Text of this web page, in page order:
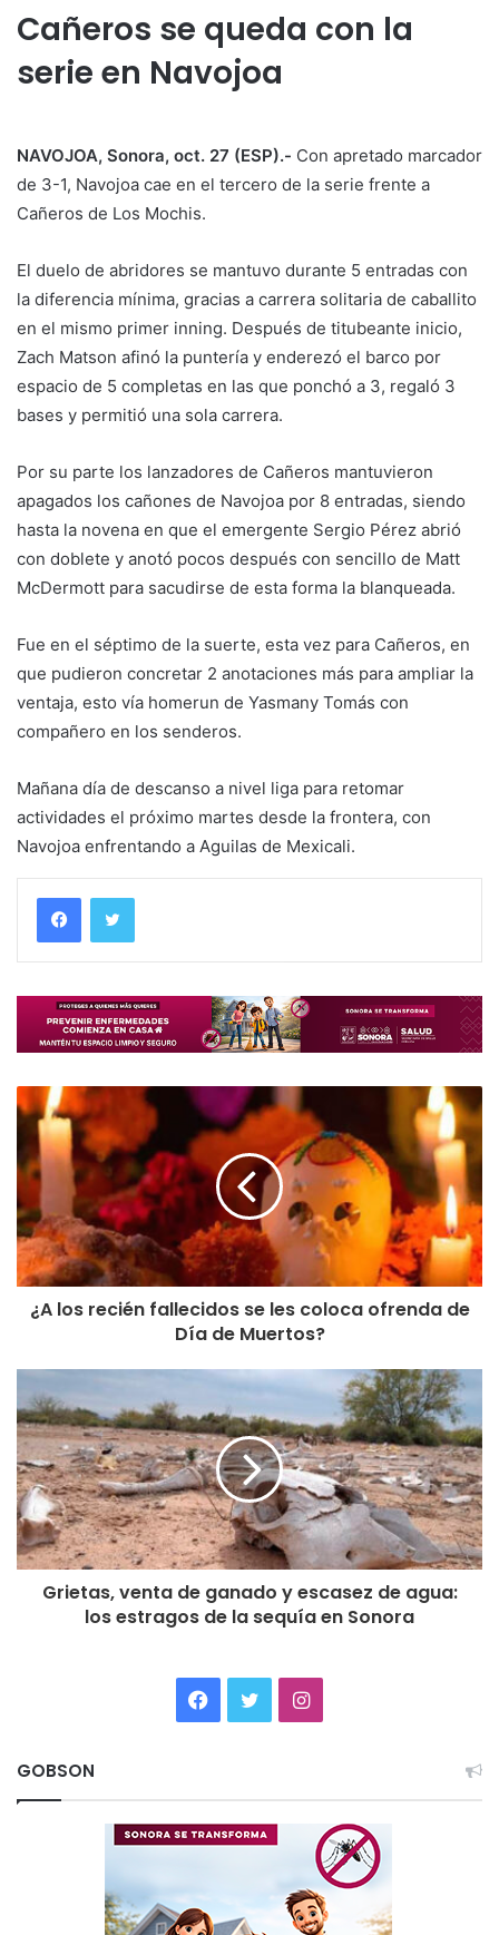
Cañeros se queda con la
serie en Navojoa
NAVOJOA, Sonora, oct. 27 (ESP).- Con apretado marcador
de 3-1, Navojoa cae en el tercero de la serie frente a
Cañeros de Los Mochis.
El duelo de abridores se mantuvo durante 5 entradas con
la diferencia mínima, gracias a carrera solitaria de caballito
en el mismo primer inning. Después de titubeante inicio,
Zach Matson afinó la puntería y enderezó el barco por
espacio de 5 completas en las que ponchó a 3, regaló 3
bases y permitió una sola carrera.
Por su parte los lanzadores de Cañeros mantuvieron
apagados los cañones de Navojoa por 8 entradas, siendo
hasta la novena en que el emergente Sergio Pérez abrió
con doblete y anotó pocos después con sencillo de Matt
McDermott para sacudirse de esta forma la blanqueada.
Fue en el séptimo de la suerte, esta vez para Cañeros, en
que pudieron concretar 2 anotaciones más para ampliar la
ventaja, esto vía homerun de Yasmany Tomás con
compañero en los senderos.
Mañana día de descanso a nivel liga para retomar
actividades el próximo martes desde la frontera, con
Navojoa enfrentando a Aguilas de Mexicali.
¿A los recién fallecidos se les coloca ofrenda de
Día de Muertos?
Grietas, venta de ganado y escasez de agua:
los estragos de la sequía en Sonora
Facebook
TwitterInstagram
GOBSON